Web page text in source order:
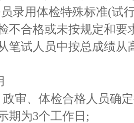
录用体检特殊标准(试
不合格或未按规定和要
笔试人员中按总成绩
政审、体检合格人员确
期为3个工作日;